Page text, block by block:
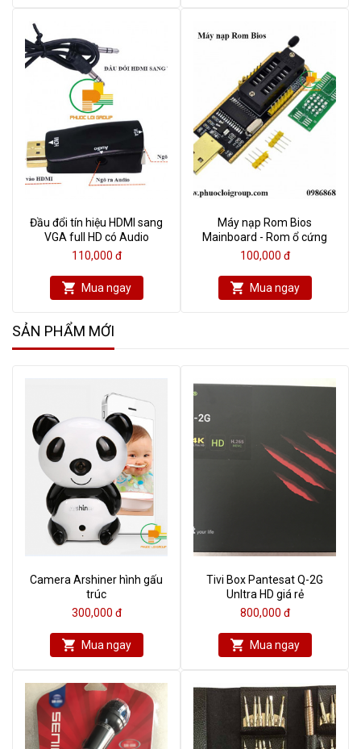
Đầu đổi tín hiệu HDMI sang
VGA full HD có Audio
110,000 đ
Mua ngay
Máy nạp Rom Bios
Mainboard - Rom ổ cứng
100,000 đ
Mua ngay
SẢN PHẨM MỚI
Camera Arshiner hình gấu
trúc
300,000 đ
Mua ngay
Tivi Box Pantesat Q-2G
Unltra HD giá rẻ
800,000 đ
Mua ngay